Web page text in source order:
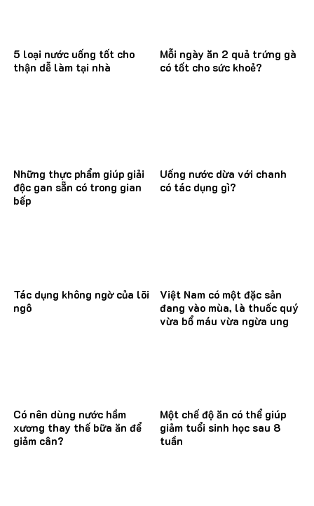
5 loại nước uống tốt cho
thận dễ làm tại nhà
Mỗi ngày ăn 2 quả trứng gà
có tốt cho sức khoẻ?
Những thực phẩm giúp giải
độc gan sẵn có trong gian
bếp
Uống nước dừa với chanh
có tác dụng gì?
Tác dụng không ngờ của lõi
ngô
Việt Nam có một đặc sản
đang vào mùa, là thuốc quý
vừa bổ máu vừa ngừa ung
Có nên dùng nước hầm
xương thay thế bữa ăn để
giảm cân?
Một chế độ ăn có thể giúp
giảm tuổi sinh học sau 8
tuần